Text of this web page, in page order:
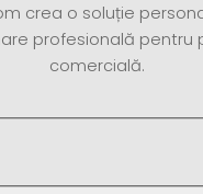
crea o soluție
profesională pentru
comercială.